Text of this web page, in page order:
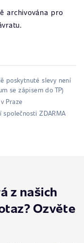
archivována pro
poskytnuté slevy není
se zápisem do TP)
Praze
ZDARMA
z našich
Ozvěte